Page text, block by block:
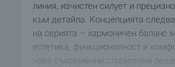
линия, изчистен силует и
към детайла. Концепцията
на серията – хармоничен баланс
естетика, функционалност и
чрез съвременни строителни